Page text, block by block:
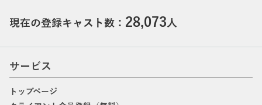
現在の登録キャスト数： 28,073人
サービス
トップページ